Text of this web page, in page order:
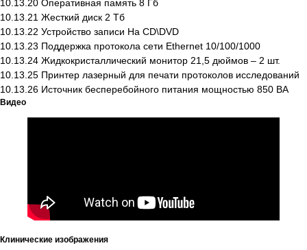
10.13.20 Оперативная память 8 Гб
10.13.21 Жесткий диск 2 Тб
10.13.22 Устройство записи На CD\DVD
10.13.23 Поддержка протокола сети Ethernet 10/100/1000
10.13.24 Жидкокристаллический монитор 21,5 дюймов – 2 шт.
10.13.25 Принтер лазерный для печати протоколов исследований
10.13.26 Источник бесперебойного питания мощностью 850 ВА
Видео
Клинические изображения
Команда
Бренды
Адрес
Узбекистан, Ташкент, Шайхантахурский
район, Лабзак (Ц-13) ж/м, ул.
Карьера